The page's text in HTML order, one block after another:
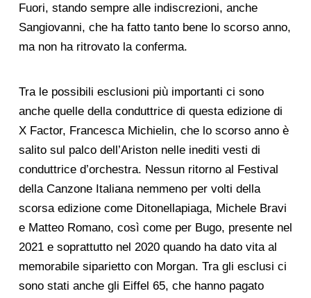
Fuori, stando sempre alle indiscrezioni, anche
Sangiovanni, che ha fatto tanto bene lo scorso anno,
ma non ha ritrovato la conferma.
Tra le possibili esclusioni più importanti ci sono
anche quelle della conduttrice di questa edizione di
X Factor, Francesca Michielin, che lo scorso anno è
salito sul palco dell’Ariston nelle inediti vesti di
conduttrice d’orchestra. Nessun ritorno al Festival
della Canzone Italiana nemmeno per volti della
scorsa edizione come Ditonellapiaga, Michele Bravi
e Matteo Romano, così come per Bugo, presente nel
2021 e soprattutto nel 2020 quando ha dato vita al
memorabile siparietto con Morgan. Tra gli esclusi ci
sono stati anche gli Eiffel 65, che hanno pagato